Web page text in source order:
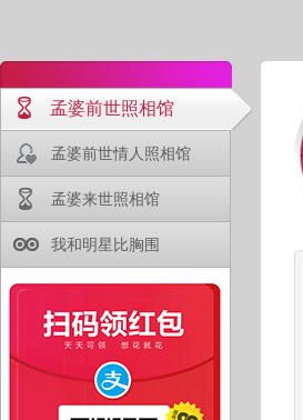
孟婆前世照相馆
孟婆前世情人照相馆
孟婆来世照相馆
我和明星比胸围